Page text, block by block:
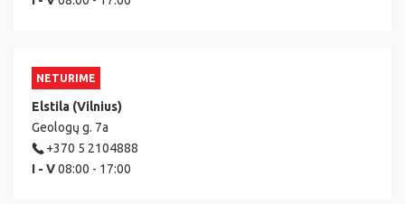
NETURIME
Elstila (Vilnius)
Geologų g. 7a
+370 5 2104888
I - V08:00 - 17:00